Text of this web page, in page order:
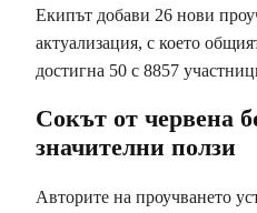
Екипът добави 26 нови
актуализация, с което
достигна 50 с 8857
Сокът от червена
значителни ползи
Авторите на проучването